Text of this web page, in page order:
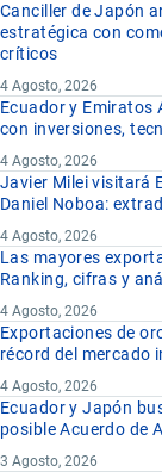
Canciller de Japón
estratégica con
críticos
4 Agosto, 2026
Ecuador y Emiratos
con inversiones,
4 Agosto, 2026
Javier Milei visitará
Daniel Noboa:
4 Agosto, 2026
Las mayores
Ranking, cifras y
4 Agosto, 2026
Exportaciones de
récord del mercado
4 Agosto, 2026
Ecuador y Japón
posible Acuerdo de
3 Agosto, 2026